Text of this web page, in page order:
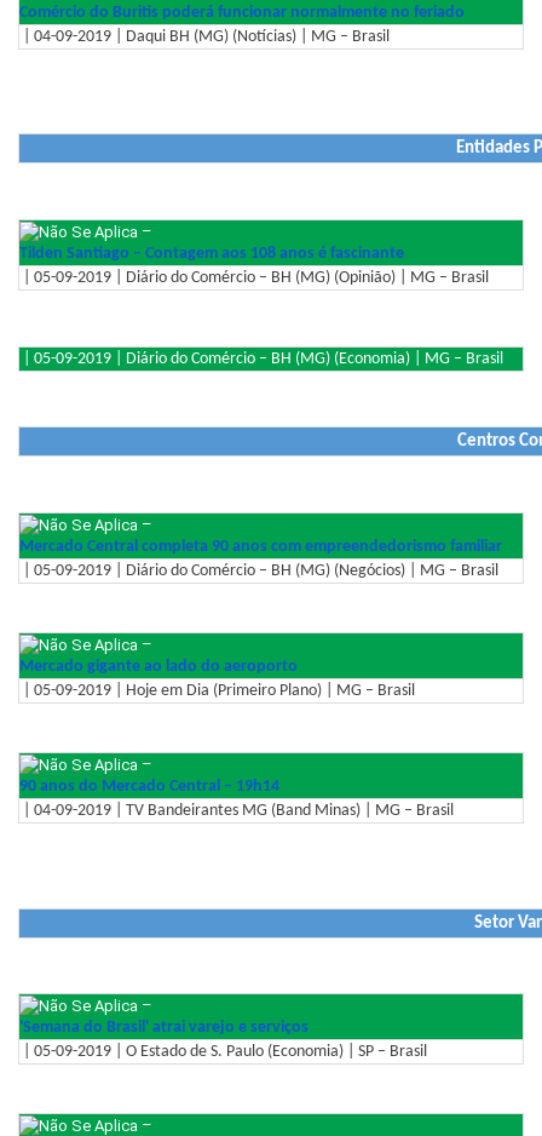
Comércio do Buritis poderá funcionar normalmente no feriado
| 04-09-2019 | Daqui BH (MG) (Notícias) | MG – Brasil
Entidades
–
Tilden Santiago – Contagem aos 108 anos é fascinante
| 05-09-2019 | Diário do Comércio – BH (MG) (Opinião) | MG – Brasil
| 05-09-2019 | Diário do Comércio – BH (MG) (Economia) | MG – Brasil
Centros
–
Mercado Central completa 90 anos com empreendedorismo familiar
| 05-09-2019 | Diário do Comércio – BH (MG) (Negócios) | MG – Brasil
–
Mercado gigante ao lado do aeroporto
| 05-09-2019 | Hoje em Dia (Primeiro Plano) | MG – Brasil
–
90 anos do Mercado Central – 19h14
| 04-09-2019 | TV Bandeirantes MG (Band Minas) | MG – Brasil
Setor
–
'Semana do Brasil' atrai varejo e serviços
| 05-09-2019 | O Estado de S. Paulo (Economia) | SP – Brasil
–